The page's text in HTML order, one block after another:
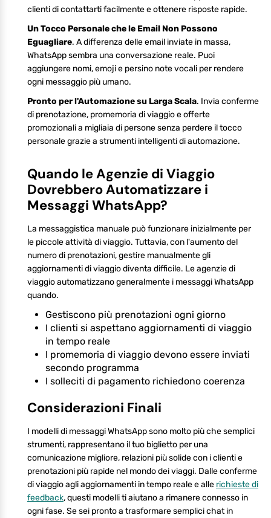
clienti di contattarti facilmente e ottenere risposte rapide.
Un Tocco Personale che le Email Non Possono
Eguagliare. A differenza delle email inviate in massa,
WhatsApp sembra una conversazione reale. Puoi
aggiungere nomi, emoji e persino note vocali per rendere
ogni messaggio più umano.
Pronto per l'Automazione su Larga Scala. Invia conferme
di prenotazione, promemoria di viaggio e offerte
promozionali a migliaia di persone senza perdere il tocco
personale grazie a strumenti intelligenti di automazione.
Quando le Agenzie di Viaggio
Dovrebbero Automatizzare i
Messaggi WhatsApp?
La messaggistica manuale può funzionare inizialmente per
le piccole attività di viaggio. Tuttavia, con l'aumento del
numero di prenotazioni, gestire manualmente gli
aggiornamenti di viaggio diventa difficile. Le agenzie di
viaggio automatizzano generalmente i messaggi WhatsApp
quando.
Gestiscono più prenotazioni ogni giorno
I clienti si aspettano aggiornamenti di viaggio
in tempo reale
I promemoria di viaggio devono essere inviati
secondo programma
I solleciti di pagamento richiedono coerenza
Considerazioni Finali
I modelli di messaggi WhatsApp sono molto più che semplici
strumenti, rappresentano il tuo biglietto per una
comunicazione migliore, relazioni più solide con i clienti e
prenotazioni più rapide nel mondo dei viaggi. Dalle conferme
di viaggio agli aggiornamenti in tempo reale e alle richieste di
feedback, questi modelli ti aiutano a rimanere connesso in
ogni fase. Se sei pronto a trasformare semplici chat in